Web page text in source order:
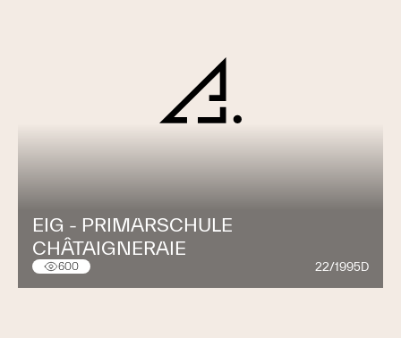
EIG - PRIMARSCHULE
CHÂTAIGNERAIE
600 22/1995D